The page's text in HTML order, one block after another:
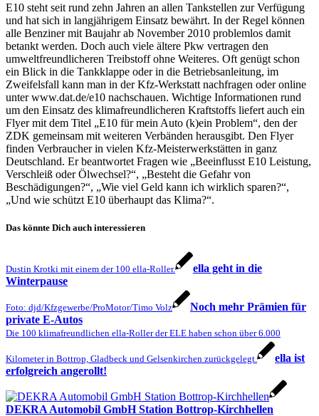
E10 steht seit rund zehn Jahren an allen Tankstellen zur Verfügung
und hat sich in langjährigem Einsatz bewährt. In der Regel können
alle Benziner mit Baujahr ab November 2010 problemlos damit
betankt werden. Doch auch viele ältere Pkw vertragen den
umweltfreundlicheren Treibstoff ohne Weiteres. Oft genügt schon
ein Blick in die Tankklappe oder in die Betriebsanleitung, im
Zweifelsfall kann man in der Kfz-Werkstatt nachfragen oder online
unter www.dat.de/e10 nachschauen. Wichtige Informationen rund
um den Einsatz des klimafreundlicheren Kraftstoffs liefert auch ein
Flyer mit dem Titel „E10 für mein Auto (k)ein Problem“, den der
ZDK gemeinsam mit weiteren Verbänden herausgibt. Den Flyer
finden Verbraucher in vielen Kfz-Meisterwerkstätten in ganz
Deutschland. Er beantwortet Fragen wie „Beeinflusst E10 Leistung,
Verschleiß oder Ölwechsel?“, „Besteht die Gefahr von
Beschädigungen?“, „Wie viel Geld kann ich wirklich sparen?“,
„Und wie schützt E10 überhaupt das Klima?“.
Das könnte Dich auch interessieren
Dustin Krotki mit einem der 100 ella-Roller.
ella geht in die
Winterpause
Foto: djd/Kfzgewerbe/ProMotor/Timo Volz
Noch mehr Prämien für
private E-Autos
Die 100 klimafreundlichen ella-Roller der ELE haben schon über 6.000
Kilometer in Bottrop, Gladbeck und Gelsenkirchen zurückgelegt.
ella ist
erfolgreich angerollt!
DEKRA Automobil GmbH Station Bottrop-Kirchhellen